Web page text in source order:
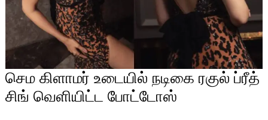
செம கிளாமர் உடையில் நடிகை ரகுல் ப்ரீத்
சிங் வெளியிட்ட போட்டோஸ்